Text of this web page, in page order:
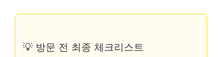
💡 방문 전 최종 체크리스트